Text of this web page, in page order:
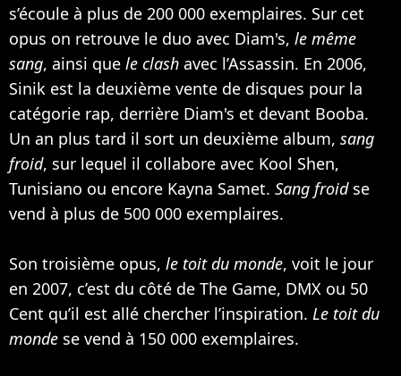
s’écoule à plus de 200 000 exemplaires. Sur cet
opus on retrouve le duo avec Diam's, le même
sang, ainsi que le clash avec l’Assassin. En 2006,
Sinik est la deuxième vente de disques pour la
catégorie rap, derrière Diam's et devant Booba.
Un an plus tard il sort un deuxième album, sang
froid, sur lequel il collabore avec Kool Shen,
Tunisiano ou encore Kayna Samet. Sang froidse
vend à plus de 500 000 exemplaires.
Son troisième opus, le toit du monde, voit le jour
en 2007, c’est du côté de The Game, DMX ou 50
Cent qu’il est allé chercher l’inspiration. Le toit du
monde se vend à 150 000 exemplaires.